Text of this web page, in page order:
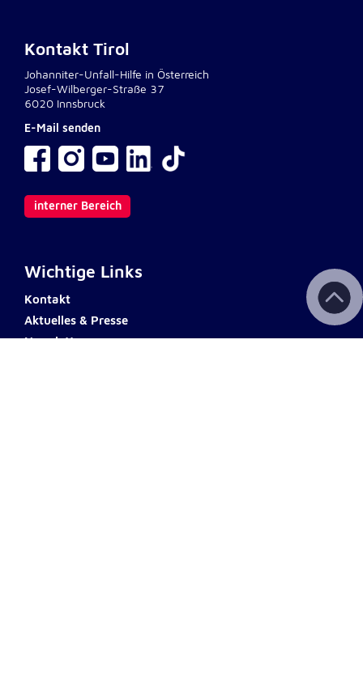
Kontakt Tirol
Johanniter-Unfall-Hilfe in Österreich
Josef-Wilberger-Straße 37
6020 Innsbruck
E-Mail senden
interner Bereich
Wichtige Links
Kontakt
Aktuelles & Presse
Newsletter